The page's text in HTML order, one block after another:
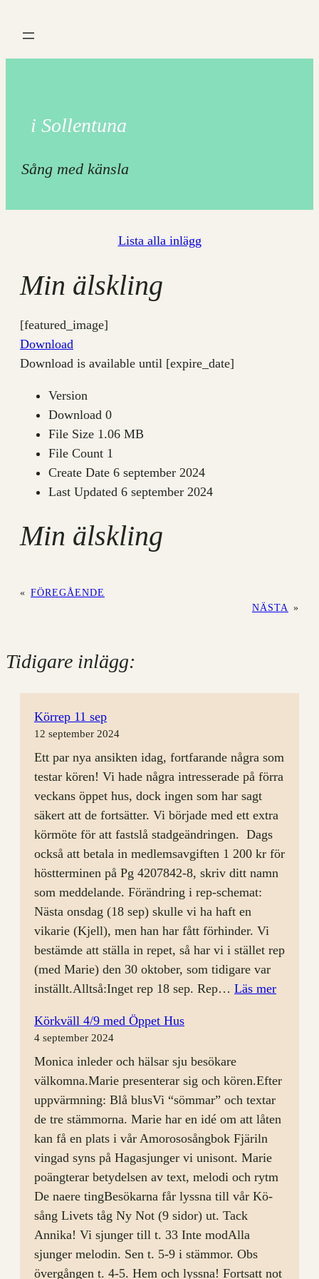
i Sollentuna
Sång med känsla
Lista alla inlägg
Min älskling
[featured_image]
Download
Download is available until [expire_date]
Version
Download 0
File Size 1.06 MB
File Count 1
Create Date 6 september 2024
Last Updated 6 september 2024
Min älskling
« FÖREGÅENDE
NÄSTA »
Tidigare inlägg:
Körrep 11 sep
12 september 2024
Ett par nya ansikten idag, fortfarande några som
testar kören! Vi hade några intresserade på förra
veckans öppet hus, dock ingen som har sagt
säkert att de fortsätter. Vi började med ett extra
körmöte för att fastslå stadgeändringen. Dags
också att betala in medlemsavgiften 1 200 kr för
höstterminen på Pg 4207842-8, skriv ditt namn
som meddelande. Förändring i rep-schemat:
Nästa onsdag (18 sep) skulle vi ha haft en
vikarie (Kjell), men han har fått förhinder. Vi
bestämde att ställa in repet, så har vi i stället rep
(med Marie) den 30 oktober, som tidigare var
inställt.Alltså:Inget rep 18 sep. Rep… Läs mer:
Körkväll 4/9 med Öppet Hus
4 september 2024
Monica inleder och hälsar sju besökare
välkomna.Marie presenterar sig och kören.Efter
uppvärmning: Blå blusVi “sömmar” och textar
de tre stämmorna. Marie har en idé om att låten
kan få en plats i vår Amorososångbok Fjäriln
vingad syns på Hagasjunger vi unisont. Marie
poängterar betydelsen av text, melodi och rytm
De naere tingBesökarna får lyssna till vår Kö-
sång Livets tåg Ny Not (9 sidor) ut. Tack
Annika! Vi sjunger till t. 33 Inte modAlla
sjunger melodin. Sen t. 5-9 i stämmor. Obs
övergången t. 4-5. Hem och lyssna! Fortsatt not